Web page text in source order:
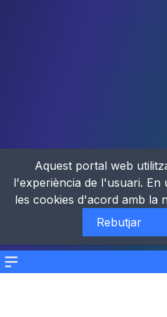
Menu
Aquest portal web
l'experiència de l'usuari. En
les cookies d'acord amb la
Rebutjar